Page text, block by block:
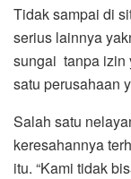
Tidak sampai di
serius lainnya
sungai tanpa izin
satu perusahaan
Salah satu
keresahannya
itu. “Kami tidak